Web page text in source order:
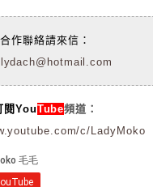
合作聯絡請來信：
閱YouTube頻道：
c/LadyMoko